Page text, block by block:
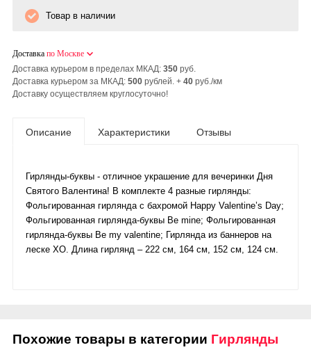
Товар в наличии
Доставка по Москве
Доставка курьером в пределах МКАД: 350 руб.
Доставка курьером за МКАД: 500 рублей. + 40 руб./км
Доставку осуществляем круглосуточно!
Описание Характеристики Отзывы
Гирлянды-буквы - отличное украшение для вечеринки Дня
Святого Валентина! В комплекте 4 разные гирлянды:
Фольгированная гирлянда с бахромой Happy Valentine’s Day;
Фольгированная гирлянда-буквы Be mine; Фольгированная
гирлянда-буквы Be my valentine; Гирлянда из баннеров на
леске XO. Длина гирлянд – 222 см, 164 см, 152 см, 124 см.
Похожие товары в категории Гирлянды